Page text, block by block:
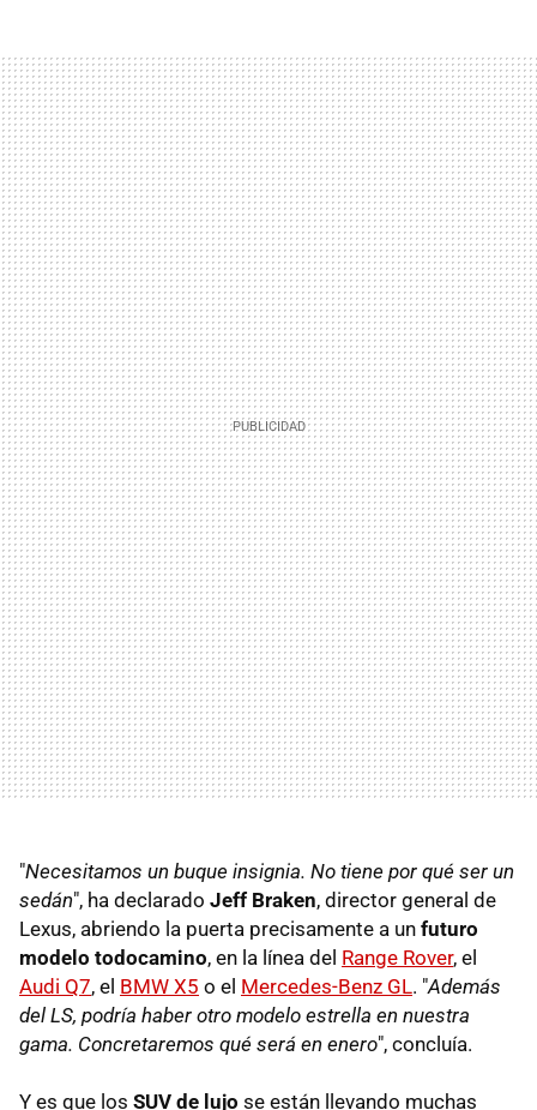
"Necesitamos un buque insignia. No tiene por qué ser un
sedán", ha declarado Jeff Braken, director general de
Lexus, abriendo la puerta precisamente a un futuro
modelo todocamino, en la línea del Range Rover, el
Audi Q7, el BMW X5 o el Mercedes-Benz GL. "Además
del LS, podría haber otro modelo estrella en nuestra
gama. Concretaremos qué será en enero", concluía.
Y es que los SUV de lujo se están llevando muchas